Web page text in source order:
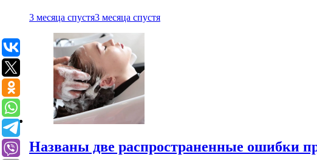
3 месяца спустя3 месяца спустя
Названы две распространенные ошибки